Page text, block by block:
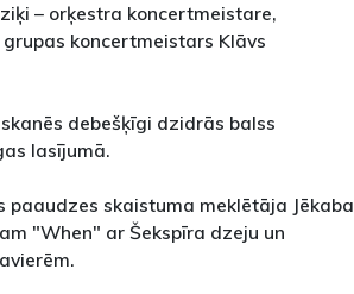
– orķestra koncertmeistare,
koncertmeistars Klāvs
debešķīgi dzidrās balss
lasījumā.
paaudzes skaistuma meklētāja Jēkaba
"When" ar Šekspīra dzeju un